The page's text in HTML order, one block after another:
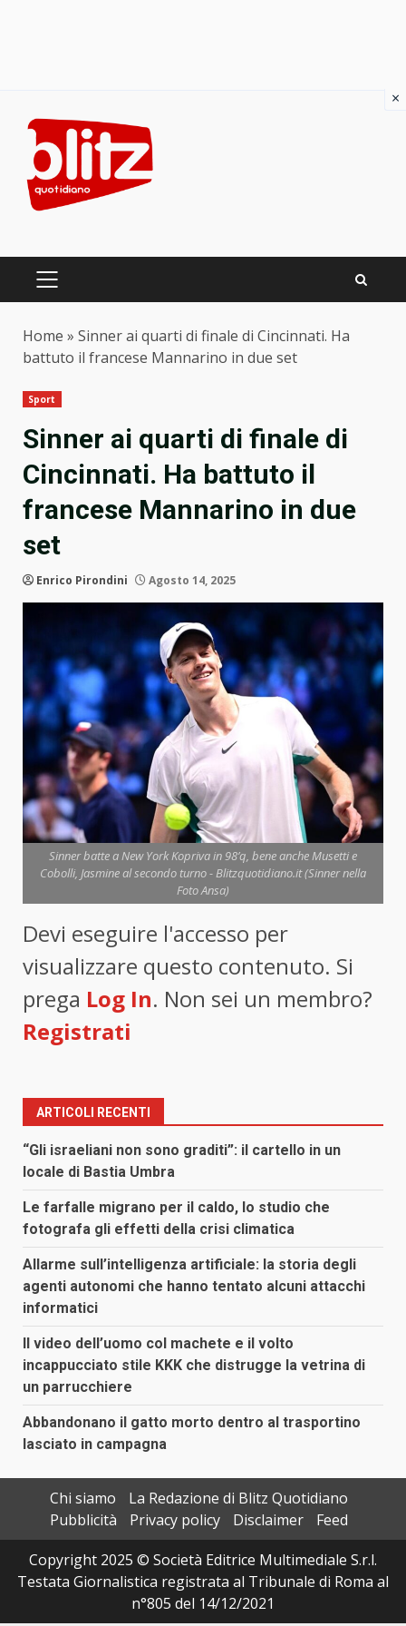
content
PRIMARY
Home » Sinner ai quarti di finale di Cincinnati. Ha
battuto il francese Mannarino in due set
Sport
Sinner ai quarti di finale di
Cincinnati. Ha battuto il
francese Mannarino in due
set
Enrico Pirondini Agosto 14, 2025
Sinner batte a New York Kopriva in 98’q, bene anche Musetti e
Cobolli, Jasmine al secondo turno - Blitzquotidiano.it (Sinner nella
Foto Ansa)
Devi eseguire l'accesso per
visualizzare questo contenuto. Si
prega Log In. Non sei un membro?
Registrati
ARTICOLI RECENTI
“Gli israeliani non sono graditi”: il cartello in un
locale di Bastia Umbra
Le farfalle migrano per il caldo, lo studio che
fotografa gli effetti della crisi climatica
Allarme sull’intelligenza artificiale: la storia degli
agenti autonomi che hanno tentato alcuni attacchi
informatici
Il video dell’uomo col machete e il volto
incappucciato stile KKK che distrugge la vetrina di
un parrucchiere
Abbandonano il gatto morto dentro al trasportino
lasciato in campagna
Chi siamo
La Redazione di Blitz Quotidiano
Pubblicità
Privacy policy Disclaimer
Feed
Copyright 2025 © Società Editrice Multimediale S.r.l.
Testata Giornalistica registrata al Tribunale di Roma al
n°805 del 14/12/2021
×